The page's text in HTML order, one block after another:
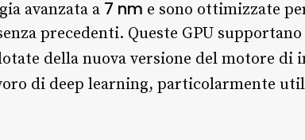
avanzata a 7 nm e sono ottimizzate
precedenti. Queste GPU
della nuova versione del motore di
di deep learning, particolarmente